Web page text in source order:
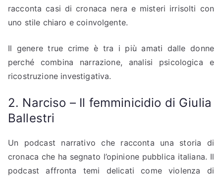
racconta casi di cronaca nera e misteri irrisolti con
uno stile chiaro e coinvolgente.
Il genere true crime è tra i più amati dalle donne
perché combina narrazione, analisi psicologica e
ricostruzione investigativa.
2. Narciso – Il femminicidio di Giulia
Ballestri
Un podcast narrativo che racconta una storia di
cronaca che ha segnato l’opinione pubblica italiana. Il
podcast affronta temi delicati come violenza di